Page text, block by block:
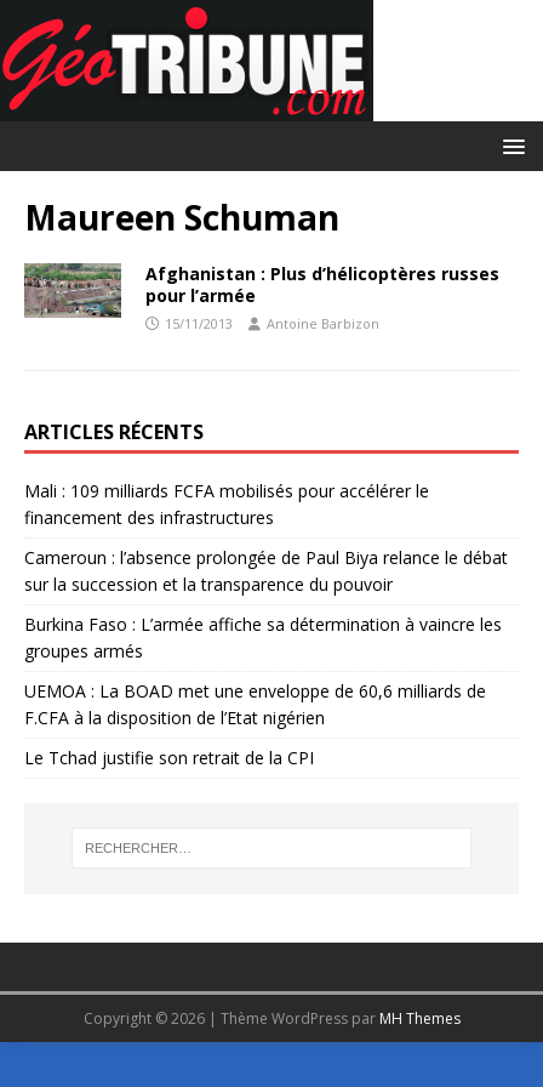
Maureen Schuman
Afghanistan : Plus d’hélicoptères russes
pour l’armée
15/11/2013 Antoine Barbizon
ARTICLES RÉCENTS
Mali : 109 milliards FCFA mobilisés pour accélérer le
financement des infrastructures
Cameroun : l’absence prolongée de Paul Biya relance le débat
sur la succession et la transparence du pouvoir
Burkina Faso : L’armée affiche sa détermination à vaincre les
groupes armés
UEMOA : La BOAD met une enveloppe de 60,6 milliards de
F.CFA à la disposition de l’Etat nigérien
Le Tchad justifie son retrait de la CPI
Copyright © 2026 | Thème WordPress par MH Themes